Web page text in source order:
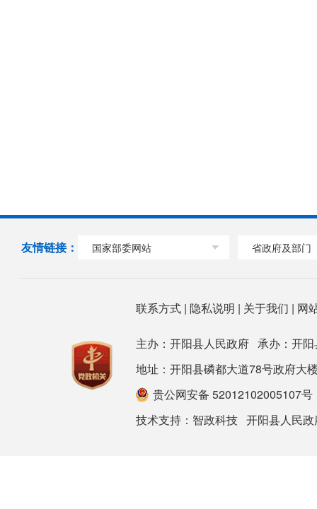
友情链接： 国家部委网站 省政府及部门
联系方式| 隐私说明 | 关于我们 | 网
主办：开阳县人民政府 承办：开
地址：开阳县磷都大道78号政府
贵公网安备 52012102005107号
技术支持： 智政科技 开阳县人民